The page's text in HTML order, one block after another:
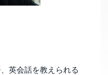
英会話を教えられる